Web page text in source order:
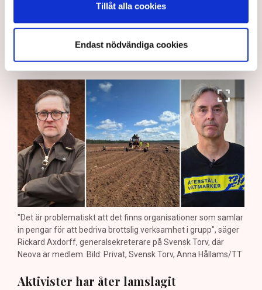
Tillåt alla cookies
Endast nödvändiga cookies
Aktivisterna klättrar upp på
maskiner – polisen kan inte
avvisa dem: ”Upptrappning
på helt ny nivå”
"Det är problematiskt att det finns organisationer som samlar
in pengar för att bedriva brottslig verksamhet i grupp", säger
Rickard Axdorff, generalsekreterare på Svensk Torv, där
Neova är medlem. Bild: Privat, Svensk Torv, Anna Hållams/TT
Aktivister har åter lamslagit